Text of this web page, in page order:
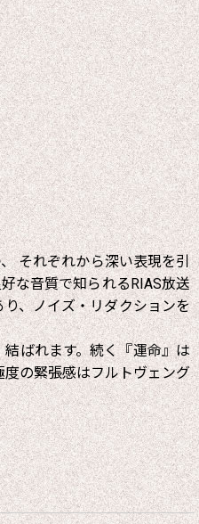
それぞれから深い表現を引
な音質で知られるRIAS放送
、ノイズ・リダクションを
ばれます。続く『運命』は
の緊張感はフルトヴェング